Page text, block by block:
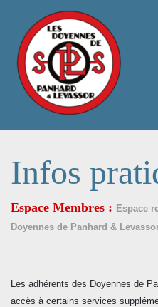
Navigation
Infos
Espace Membres : Espace
Doyennes de Panhard &
Les adhérents des Doyennes de
accès à certains services